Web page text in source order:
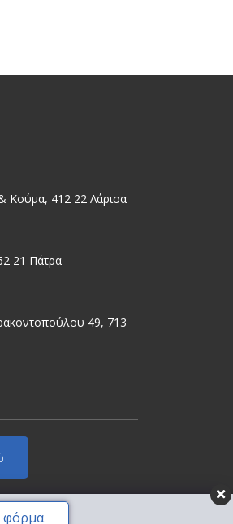
Κούμα, 412 22 Λάρισα
21 Πάτρα
49, 713
φόρμα